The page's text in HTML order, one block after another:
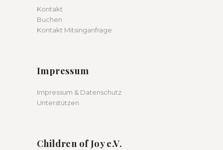
Kontakt
Buchen
Kontakt Mitsinganfrage
Impressum
Impressum & Datenschutz
Unterstützen
Children of Joy e.V.